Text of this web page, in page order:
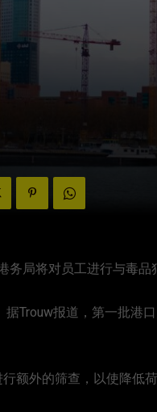
局将对员工进行与毒品
Trouw报道，第一批港
额外的筛查，以使降低